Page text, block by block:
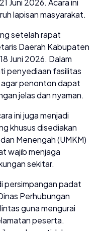
Juni 2026. Acara ini
lapisan masyarakat.
setelah rapat
Daerah Kabupaten
Juni 2026. Dalam
penyediaan fasilitas
penonton dapat
jelas dan nyaman.
ini juga menjadi
khusus disediakan
Menengah (UMKM)
wajib menjaga
sekitar.
persimpangan padat
Perhubungan
guna mengurai
peserta.